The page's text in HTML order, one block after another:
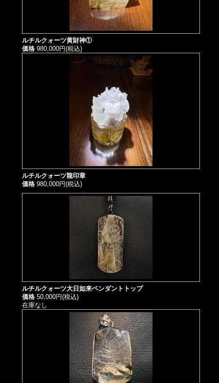
ルチルクォーツ黄財神①
価格 980,000円(税込)
ルチルクォーツ龍印章
価格 980,000円(税込)
ルチルクォーツ大日如来ペンダントトップ
価格 50,000円(税込)
在庫なし